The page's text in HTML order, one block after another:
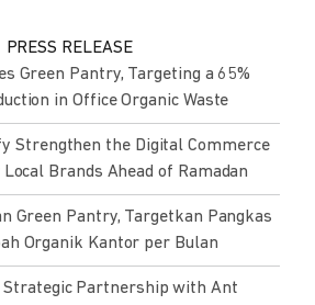
PRESS RELEASE
Green Pantry, Targeting a 65%
in Office Organic Waste
Strengthen the Digital Commerce
Brands Ahead of Ramadan
Green Pantry, Targetkan Pangkas
Organik Kantor per Bulan
Strategic Partnership with Ant